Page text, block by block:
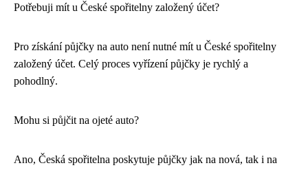
Potřebuji mít u České spořitelny založený účet?
Pro získání půjčky na auto není nutné mít u České spořitelny
založený účet. Celý proces vyřízení půjčky je rychlý a
pohodlný.
Mohu si půjčit na ojeté auto?
Ano, Česká spořitelna poskytuje půjčky jak na nová, tak i na